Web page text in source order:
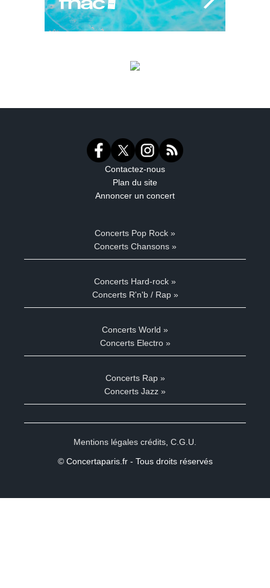
Contactez-nous
Plan du site
Annoncer un concert
Concerts Pop Rock »
Concerts Chansons »
Concerts Hard-rock »
Concerts R'n'b / Rap »
Concerts World »
Concerts Electro »
Concerts Rap »
Concerts Jazz »
Mentions légales crédits C.G.U.
© Concertaparis.fr - Tous droits réservés